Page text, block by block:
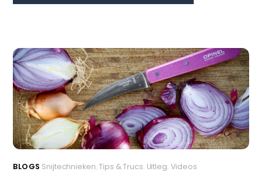
BLOGS Snijtechnieken Tips & Trucs Uitleg Videos